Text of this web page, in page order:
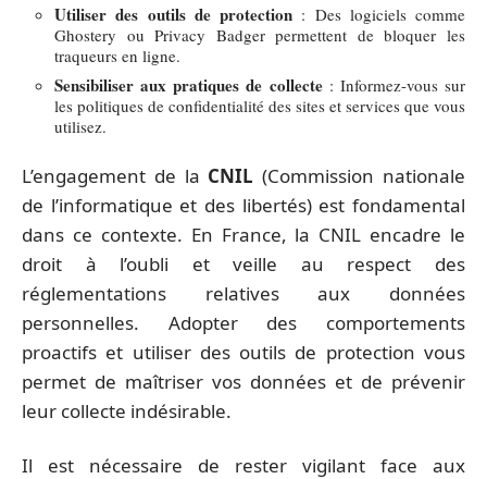
Utiliser des outils de protection : Des logiciels comme
Ghostery ou Privacy Badger permettent de bloquer les
traqueurs en ligne.
Sensibiliser aux pratiques de collecte: Informez-vous sur
les politiques de confidentialité des sites et services que vous
utilisez.
L’engagement de la CNIL (Commission nationale
de l’informatique et des libertés) est fondamental
dans ce contexte. En France, la CNIL encadre le
droit à l’oubli et veille au respect des
réglementations relatives aux données
personnelles. Adopter des comportements
proactifs et utiliser des outils de protection vous
permet de maîtriser vos données et de prévenir
leur collecte indésirable.
Il est nécessaire de rester vigilant face aux